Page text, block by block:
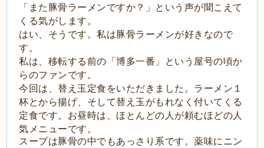
「また豚骨ラーメンですか？」という声が聞こえて
くる気がします。
はい、そうです。私は豚骨ラーメンが好きなので
す。
私は、移転する前の「博多一番」という屋号の頃か
らのファンです。
今回は、替え玉定食をいただきました。ラーメン１
杯とから揚げ、そして替え玉がもれなく付いてくる
定食です。お昼時は、ほとんどの人が頼むほどの人
気メニューです。
スープは豚骨の中でもあっさり系です。薬味にニン